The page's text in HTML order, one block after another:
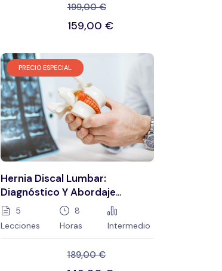
199,00€
159,00 €
PRECIO ESPECIAL
Hernia Discal Lumbar:
Diagnóstico Y Abordaje
Terapéutico
5
Lecciones
8
Horas
Intermedio
189,00€